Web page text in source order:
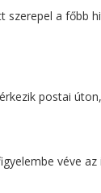
a főbb
postai
véve